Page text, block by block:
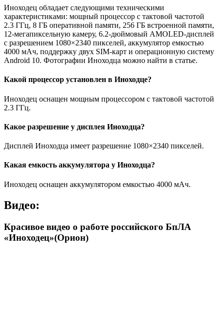
Иноходец обладает следующими техническими
характеристиками: мощный процессор с тактовой частотой
2.3 ГГц, 8 ГБ оперативной памяти, 256 ГБ встроенной памяти,
12-мегапиксельную камеру, 6.2-дюймовый AMOLED-дисплей
с разрешением 1080×2340 пикселей, аккумулятор емкостью
4000 мАч, поддержку двух SIM-карт и операционную систему
Android 10. Фотографии Иноходца можно найти в статье.
Какой процессор установлен в Иноходце?
Иноходец оснащен мощным процессором с тактовой частотой
2.3 ГГц.
Какое разрешение у дисплея Иноходца?
Дисплей Иноходца имеет разрешение 1080×2340 пикселей.
Какая емкость аккумулятора у Иноходца?
Иноходец оснащен аккумулятором емкостью 4000 мАч.
Видео:
Красивое видео о работе российского БпЛА
«Иноходец»(Орион)